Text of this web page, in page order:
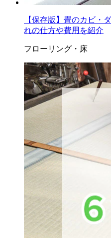
【保存版】畳のカビ・
れの仕方や費用を紹介
フローリング・床